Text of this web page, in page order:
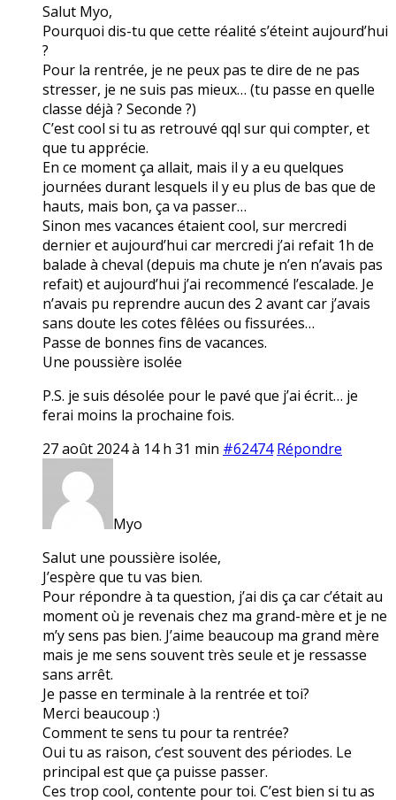
Salut Myo,
Pourquoi dis-tu que cette réalité s’éteint aujourd’hui
?
Pour la rentrée, je ne peux pas te dire de ne pas
stresser, je ne suis pas mieux… (tu passe en quelle
classe déjà ? Seconde ?)
C’est cool si tu as retrouvé qql sur qui compter, et
que tu apprécie.
En ce moment ça allait, mais il y a eu quelques
journées durant lesquels il y eu plus de bas que de
hauts, mais bon, ça va passer…
Sinon mes vacances étaient cool, sur mercredi
dernier et aujourd’hui car mercredi j’ai refait 1h de
balade à cheval (depuis ma chute je n’en n’avais pas
refait) et aujourd’hui j’ai recommencé l’escalade. Je
n’avais pu reprendre aucun des 2 avant car j’avais
sans doute les cotes fêlées ou fissurées…
Passe de bonnes fins de vacances.
Une poussière isolée
P.S. je suis désolée pour le pavé que j’ai écrit… je
ferai moins la prochaine fois.
27 août 2024 à 14 h 31 min #62474 Répondre
Myo
Salut une poussière isolée,
J’espère que tu vas bien.
Pour répondre à ta question, j’ai dis ça car c’était au
moment où je revenais chez ma grand-mère et je ne
m’y sens pas bien. J’aime beaucoup ma grand mère
mais je me sens souvent très seule et je ressasse
sans arrêt.
Je passe en terminale à la rentrée et toi?
Merci beaucoup :)
Comment te sens tu pour ta rentrée?
Oui tu as raison, c’est souvent des périodes. Le
principal est que ça puisse passer.
Ces trop cool, contente pour toi. C’est bien si tu as